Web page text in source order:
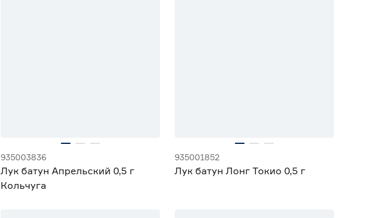
935003836
Лук батун Апрельский 0,5 г
Кольчуга
935001852
Лук батун Лонг Токио 0,5 г